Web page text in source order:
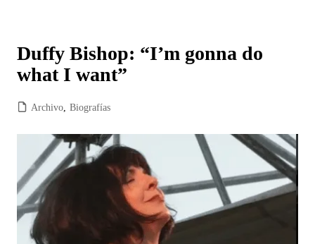
Duffy Bishop: “I’m gonna do
what I want”
Archivo, Biografías